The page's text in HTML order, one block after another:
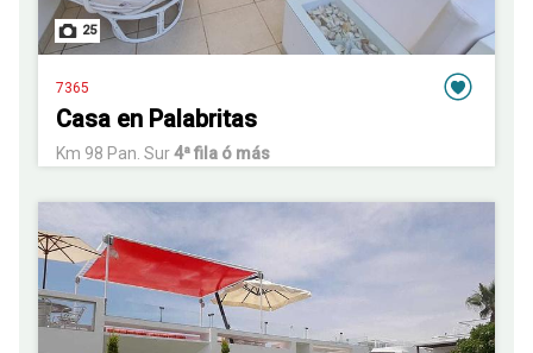
25
7365
Casa en Palabritas
Km 98 Pan. Sur4ª fila ó más